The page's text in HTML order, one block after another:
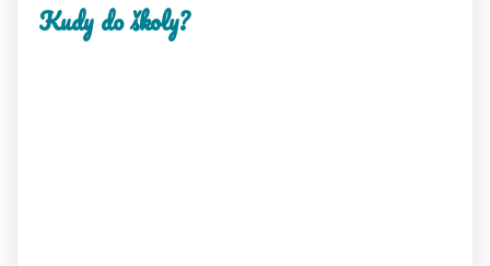
Kudy do školy?